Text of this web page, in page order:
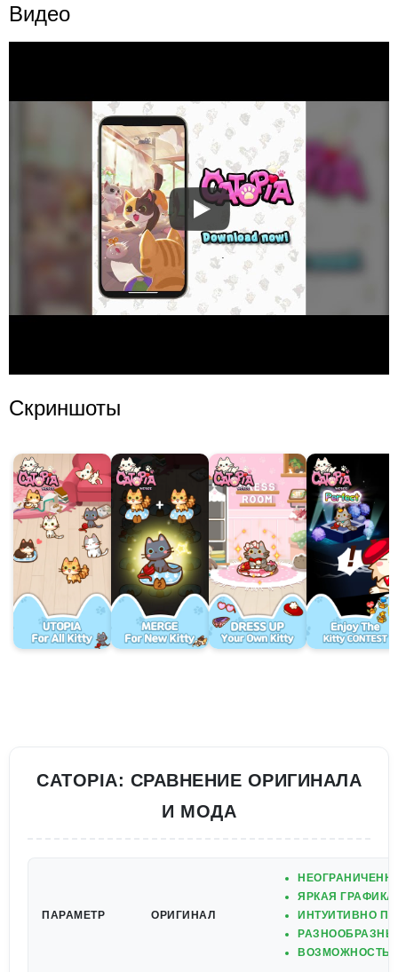
Видео
Скриншоты
CATOPIA: СРАВНЕНИЕ ОРИГИНАЛА
И МОДА
ПАРАМЕТР ОРИГИНАЛ
ЯРКАЯ
ИНТУИТИВНО
ВОЗМОЖНОСТЬ